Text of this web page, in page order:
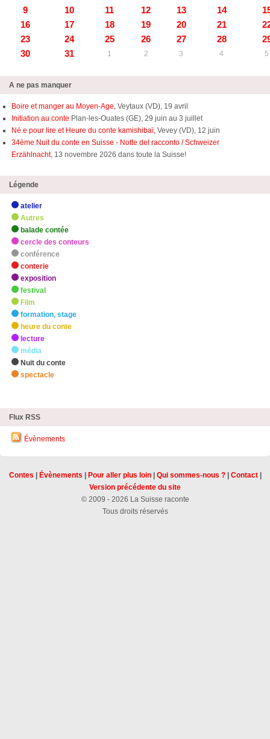
9
10 11 12 13 14
16
17 18 19 20 21
23
24 25 26 27 28
30
31 1 2 3 4 5
A ne pas manquer
Boire et manger au Moyen-Age, Veytaux (VD), 19 avril
Initiation au conte Plan-les-Ouates (GE), 29 juin au 3 juillet
Né.e pour lire et Heure du conte kamishibaï, Vevey (VD), 12 juin
34ème Nuit du conte en Suisse - Notte del racconto / Schweizer
Erzählnacht, 13 novembre 2026 dans toute la Suisse!
Légende
atelier
Autres
balade contée
cercle des conteurs
conférence
conterie
exposition
festival
Film
formation, stage
heure du conte
lecture
média
Nuit du conte
spectacle
Flux RSS
Évènements
Contes Évènements Pour aller plus loin| Qui sommes-nous ?| Contact|
Version précédente du site
© 2009 - 2026 La Suisse raconte
Tous droits réservés